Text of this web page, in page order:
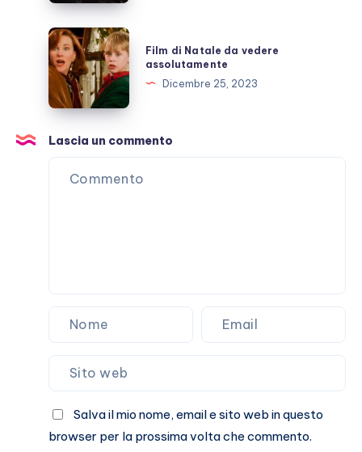
sugo-
gate
Film
di
Natale
da
vedere
assolutamente
Film di Natale da vedere
assolutamente
Dicembre 25, 2023
Lascia un commento
Salva il mio nome, email e sito web in questo
browser per la prossima volta che commento.